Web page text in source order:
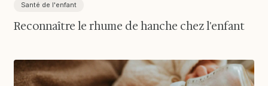
Santé de l'enfant
Reconnaître le rhume de hanche chez l'enfant